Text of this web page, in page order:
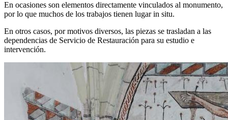
En ocasiones son elementos directamente vinculados al monumento,
por lo que muchos de los trabajos tienen lugar in situ.
En otros casos, por motivos diversos, las piezas se trasladan a las
dependencias de Servicio de Restauración para su estudio e
intervención.